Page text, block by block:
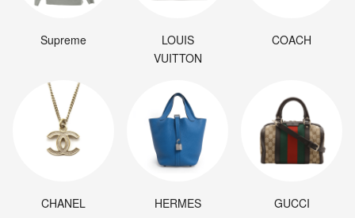
Supreme
LOUIS
VUITTON
COACH
CHANEL HERMES GUCCI